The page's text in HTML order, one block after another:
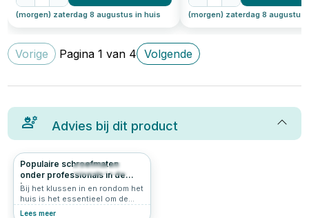
(morgen) zaterdag 8 augustus in huis (morgen) zaterdag 8 augustus
Vorige Pagina1 van 4 Volgende
Advies bij dit product
780
Populaire schroefmaten
onder professionals in de
bouw
Bij het klussen in en rondom het
huis is het essentieel om de
juiste schroefmaten op
Lees meer